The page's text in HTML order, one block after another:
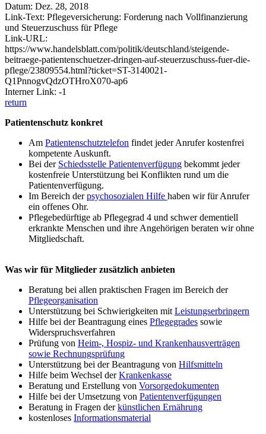
Datum: Dez. 28, 2018
Link-Text: Pflegeversicherung: Forderung nach Vollfinanzierung
und Steuerzuschuss für Pflege
Link-URL:
https://www.handelsblatt.com/politik/deutschland/steigende-
beitraege-patientenschuetzer-dringen-auf-steuerzuschuss-fuer-die-
pflege/23809554.html?ticket=ST-3140021-
Q1PnnogvQdzOTHroX070-ap6
Interner Link: -1
return
Patientenschutz konkret
Am Patientenschutztelefon findet jeder Anrufer kostenfrei
kompetente Auskunft.
Bei der Schiedsstelle Patientenverfügung bekommt jeder
kostenfreie Unterstützung bei Konflikten rund um die
Patientenverfügung.
Im Bereich derpsychosozialen Hilfe haben wir für Anrufer
ein offenes Ohr.
Pflegebedürftige ab Pflegegrad 4 und schwer dementiell
erkrankte Menschen und ihre Angehörigen beraten wir ohne
Mitgliedschaft.
Was wir für Mitglieder zusätzlich anbieten
Beratung bei allen praktischen Fragen im Bereich der
Pflegeorganisation
Unterstützung bei Schwierigkeiten mit Leistungserbringern
Hilfe bei der Beantragung eines Pflegegrades sowie
Widerspruchsverfahren
Prüfung von Heim-, Hospiz- und Krankenhausverträgen
sowie Rechnungsprüfung
Unterstützung bei der Beantragung von Hilfsmitteln
Hilfe beim Wechsel derKrankenkasse
Beratung und Erstellung von Vorsorgedokumenten
Hilfe bei der Umsetzung von Patientenverfügungen
Beratung in Fragen derkünstlichen Ernährung
kostenloses Informationsmaterial